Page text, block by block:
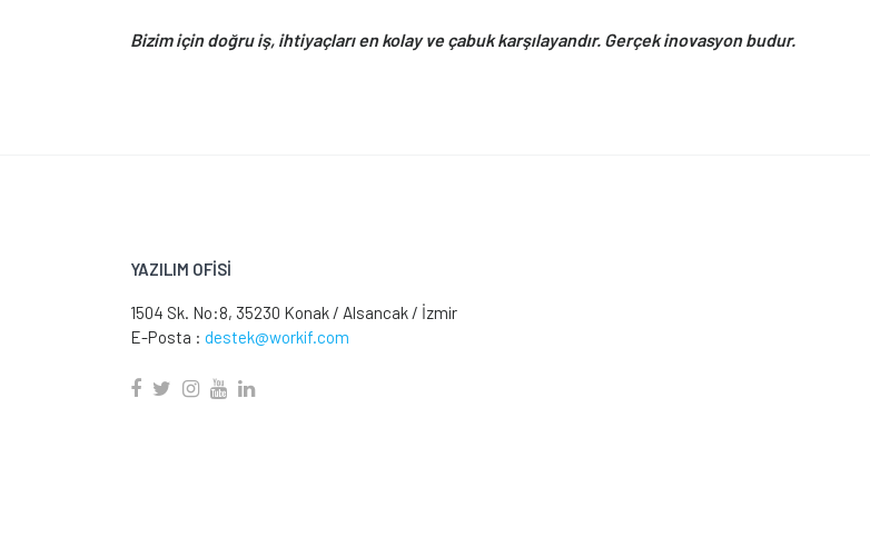
Bizim için doğru iş, ihtiyaçları en kolay ve çabuk karşılayandır. Gerçek inovasyon budur.
YAZILIM OFİSİ
1504 Sk. No:8, 35230 Konak / Alsancak / İzmir
E-Posta : destek@workif.com